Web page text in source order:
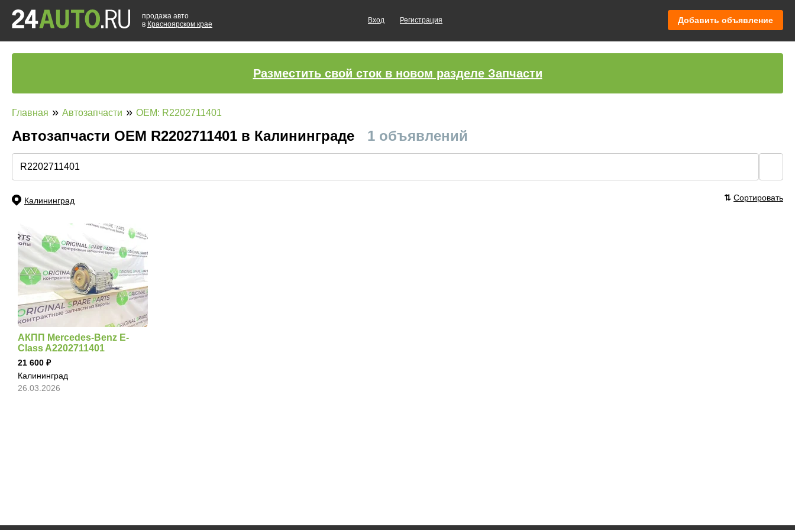
продажа авто
в Красноярском крае
Вход Регистрация Добавить объявление
Разместить свой сток в новом разделе Запчасти
Главная » Автозапчасти » OEM: R2202711401
Автозапчасти ОЕМ R2202711401 в Калининграде 1 объявлений
Калининград ⇅ Сортировать
АКПП Mercedes-Benz E-
Class A2202711401
21 600
Калининград
26.03.2026